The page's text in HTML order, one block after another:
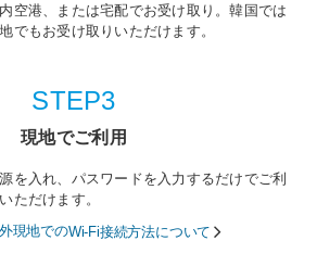
空港、または宅配でお受け取り。韓国では
でもお受け取りいただけます。
STEP3
現地でご利用
を入れ、パスワードを入力するだけでご利
ただけます。
現地でのWi-Fi接続方法について